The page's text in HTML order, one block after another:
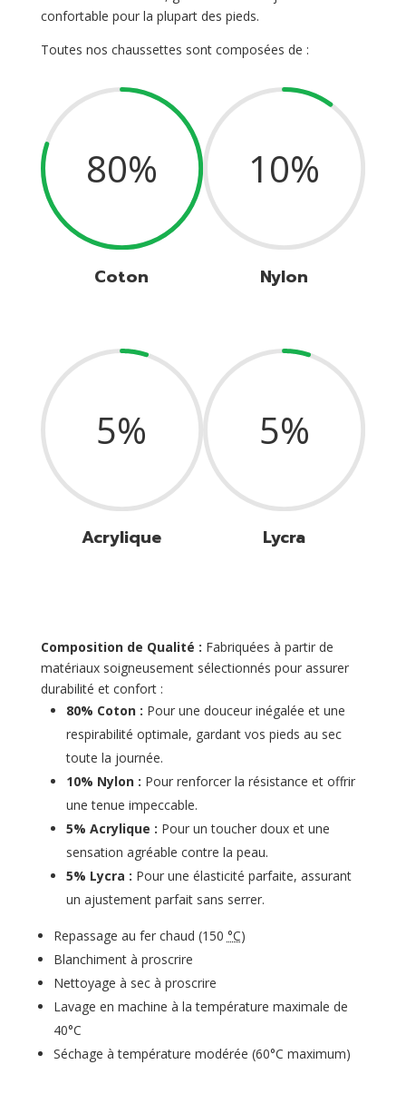
confortable pour la plupart des pieds.
Toutes nos chaussettes sont composées de :
80%
Coton
10%
Nylon
5%
Acrylique
5%
Lycra
Composition de Qualité : Fabriquées à partir de
matériaux soigneusement sélectionnés pour assurer
durabilité et confort :
80% Coton : Pour une douceur inégalée et une
respirabilité optimale, gardant vos pieds au sec
toute la journée.
10% Nylon : Pour renforcer la résistance et offrir
une tenue impeccable.
5% Acrylique : Pour un toucher doux et une
sensation agréable contre la peau.
5% Lycra : Pour une élasticité parfaite, assurant
un ajustement parfait sans serrer.
Repassage au fer chaud (150 °C)
Blanchiment à proscrire
Nettoyage à sec à proscrire
Lavage en machine à la température maximale de
40°C
Séchage à température modérée (60°C maximum)